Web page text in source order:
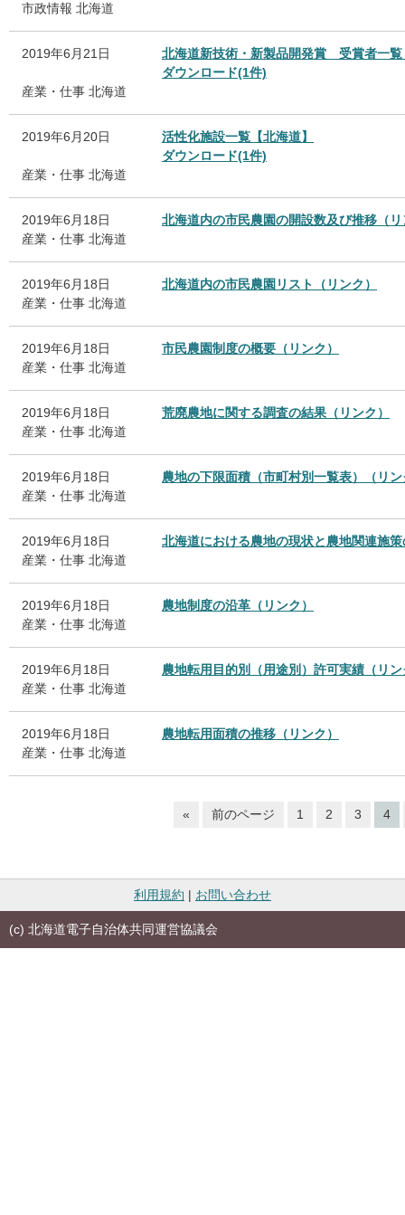
市政情報 北海道
2019年6月21日
北海道新技術・新製品開発賞 受賞者一覧
ダウンロード(1件)
産業・仕事 北海道
2019年6月20日
活性化施設一覧【北海道】
ダウンロード(1件)
産業・仕事 北海道
2019年6月18日
北海道内の市民農園の開設数及び推移（
産業・仕事 北海道
2019年6月18日
北海道内の市民農園リスト（リンク）
産業・仕事 北海道
2019年6月18日
市民農園制度の概要（リンク）
産業・仕事 北海道
2019年6月18日
荒廃農地に関する調査の結果（リンク）
産業・仕事 北海道
2019年6月18日
農地の下限面積（市町村別一覧表）（リン
産業・仕事 北海道
2019年6月18日
北海道における農地の現状と農地関連施
産業・仕事 北海道
2019年6月18日
農地制度の沿革（リンク）
産業・仕事 北海道
2019年6月18日
農地転用目的別（用途別）許可実績（リン
産業・仕事 北海道
2019年6月18日
農地転用面積の推移（リンク）
産業・仕事 北海道
« 前のページ 1 2 3 4
利用規約 | お問い合わせ
(c) 北海道電子自治体共同運営協議会